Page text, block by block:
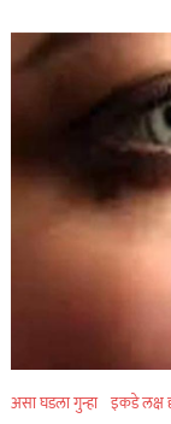
असा घडला गुन्हा इकडे लक्ष